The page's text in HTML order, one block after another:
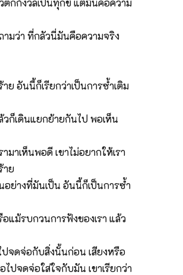
ตกกังวลเป็นทุกข์ แต่มันคือความ
มว่า ที่กลัวนี่มันคือความจริง
ย อันนี้ก็เรียกว่าเป็นการซ้ำเติม
วก็เดินแยกย้ายกันไป พอเห็น
าเห็นพอดี เขาไม่อยากให้เรา
าย
อย่างที่มันเป็น อันนี้ก็เป็นการซ้ำ
แม้รบกวนการฟังของเรา แล้ว
ปจดจ่อกับสิ่งนั้นก่อน เสียงหรือ
ปจดจ่อใส่ใจกับมัน เขาเรียกว่า